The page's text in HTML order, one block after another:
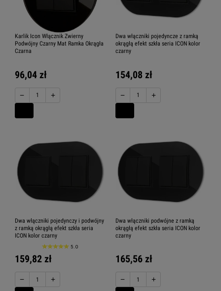
Karlik Icon Włącznik Zwierny
Podwójny Czarny Mat Ramka Okrągła
Czarna
96,04 zł
− +
Dwa włączniki pojedyncze z ramką
okrągłą efekt szkła seria ICON kolor
czarny
154,08 zł
− +
Dwa włączniki pojedynczy i podwójny
z ramką okrągłą efekt szkła seria
ICON kolor czarny
5.0
159,82 zł
− +
Dwa włączniki podwójne z ramką
okrągłą efekt szkła seria ICON kolor
czarny
165,56 zł
− +